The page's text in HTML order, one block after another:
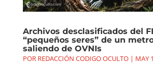
Archivos desclasificados del
“pequeños seres” de un
saliendo de OVNIs
POR REDACCIÓN CODIGO OCULTO| MAY